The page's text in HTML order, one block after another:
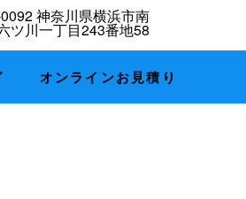
オンラインお見積り